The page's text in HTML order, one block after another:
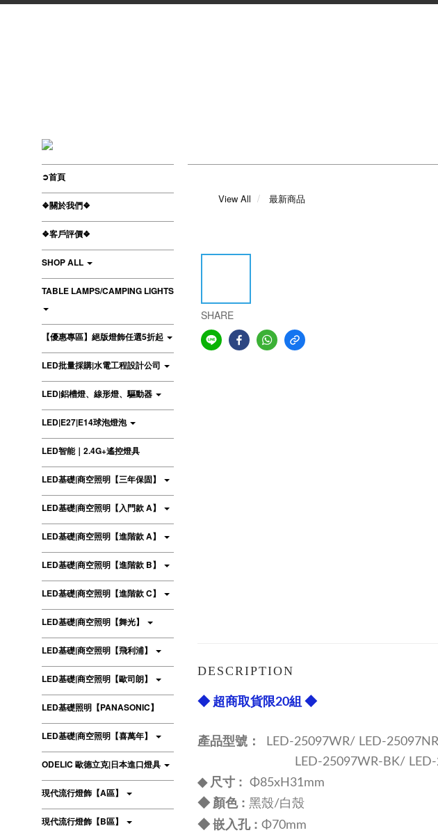
➲首頁
❖關於我們❖
❖客戶評價❖
SHOP ALL
TABLE LAMPS/CAMPING LIGHTS
【優惠專區】絕版燈飾任選5折起
LED批量採購|水電工程設計公司
LED|鋁槽燈、線形燈、驅動器
LED|E27|E14球泡燈泡
LED智能｜2.4G+遙控燈具
LED基礎|商空照明【三年保固】
LED基礎|商空照明【入門款 A】
LED基礎|商空照明【進階款 A】
LED基礎|商空照明【進階款 B】
LED基礎|商空照明【進階款 C】
LED基礎|商空照明【舞光】
LED基礎|商空照明【飛利浦】
LED基礎|商空照明【歐司朗】
LED基礎照明【PANASONIC】
LED基礎|商空照明【喜萬年】
ODELIC 歐德立克|日本進口燈具
現代流行燈飾【A區】
現代流行燈飾【B區】
View All 最新商品
SHARE
DESCRIPTION
◆ 超商取貨限20組 ◆
產品型號：
LED-25097WR/ LED-
LED-25097WR-BK/ LED-
◆ 尺寸 :
Φ85xH31mm
◆ 顏色: 黑殼/白殼
◆ 嵌入孔: Φ70mm